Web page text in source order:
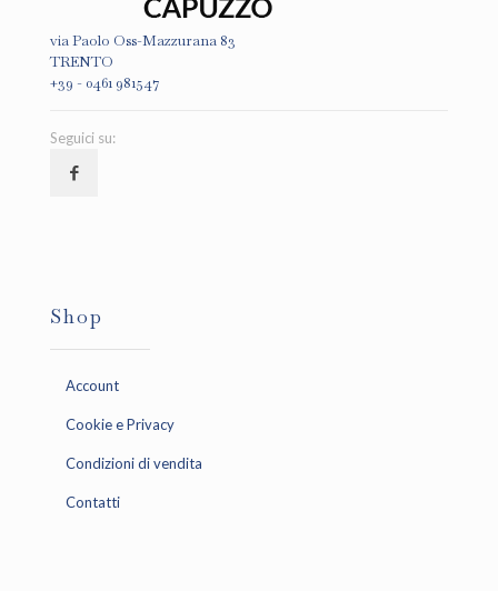
via Paolo Oss-Mazzurana 83
TRENTO
+39 - 0461 981547
Seguici su:
Shop
Account
Cookie e Privacy
Condizioni di vendita
Contatti